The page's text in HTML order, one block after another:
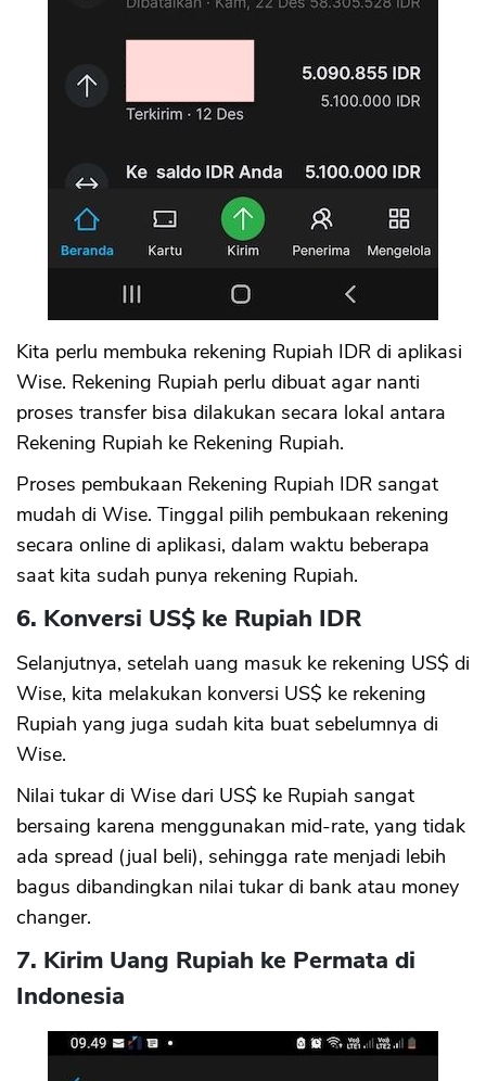
Kita perlu membuka rekening Rupiah IDR di aplikasi
Wise. Rekening Rupiah perlu dibuat agar nanti
proses transfer bisa dilakukan secara lokal antara
Rekening Rupiah ke Rekening Rupiah.
Proses pembukaan Rekening Rupiah IDR sangat
mudah di Wise. Tinggal pilih pembukaan rekening
secara online di aplikasi, dalam waktu beberapa
saat kita sudah punya rekening Rupiah.
6. Konversi US$ ke Rupiah IDR
Selanjutnya, setelah uang masuk ke rekening US$ di
Wise, kita melakukan konversi US$ ke rekening
Rupiah yang juga sudah kita buat sebelumnya di
Wise.
Nilai tukar di Wise dari US$ ke Rupiah sangat
bersaing karena menggunakan mid-rate, yang tidak
ada spread (jual beli), sehingga rate menjadi lebih
bagus dibandingkan nilai tukar di bank atau money
changer.
7. Kirim Uang Rupiah ke Permata di
Indonesia